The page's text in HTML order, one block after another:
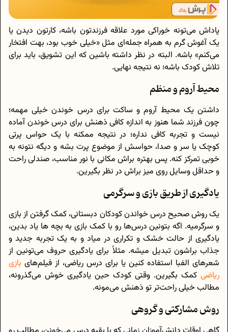
پاداش می‌تونه خوراکی مورد علاقه فرزندتون باشه، کارتون دیدن یا
یک آغوش گرم به همراه جمله‌ای مثل «خیلی خوب بود، بهت افتخار
می‌کنم» باشه. البته در نظر داشته باشین که این تشویق، باید برای
تلاش کودک باشه؛ نه نتیجه نهایی.
محیط آروم و منظم
داشتن یک محیط آروم و ساکت برای درس خوندن خیلی مهمه؛
چون فرزند شما هنوز به اندازه کافی ذهنش برای درس خوندن آماده
نیست و تجربه کافی نداره؛ در نتیجه ممکنه با یک حواس پرتی
کوچک یا سر و صدا، حواسش از موضوع پرت بشه و دیگه نتونه به
خوبی تمرکز کنه. پس بهتره براش مکانی با نور مناسب، صندلی راحت
و حداقل وسایل روی میز براش در نظر بگیرین.
یادگیری از طریق بازی و سرگرمی
یک روش صحیح درس خواندن کودکان دبستانی، کمک گرفتن از بازی
و سرگرمیه. اگه بتونین درس‌ها رو با کمک بازی به بچه ها یاد بدین،
یادگیری از حالت خشک و تکراری در میاد و به یک تجربه جدید و
جذاب براشون تبدیل میشه. مثلاً برای یادگیری حروف می‌تونین از
شعرهای الفبا استفاده کنین یا برای درس ریاضی، از فیلم‌های بازی
ریاضی کمک بگیرین. وقتی کودک حین یادگیری خوش می‌گذرونه،
مطالب خیلی راحت‌تر تو ذهنش می‌مونه.
روش مشارکتی و گروهی